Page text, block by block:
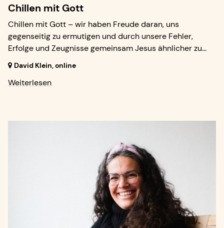
Chillen mit Gott
Chillen mit Gott – wir haben Freude daran, uns
gegenseitig zu ermutigen und durch unsere Fehler,
Erfolge und Zeugnisse gemeinsam Jesus ähnlicher zu...
David Klein, online
Weiterlesen